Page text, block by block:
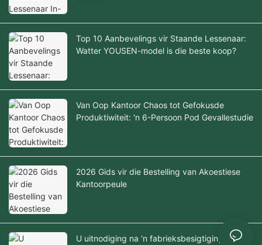
Top 10 Aanbevelings vir Staande Lessenaar:
Watter YOUSEN-model is die beste koop?
Van Oop Kantoor Chaos tot Gefokusde
Produktiwiteit: 'n 6-Persoon Pod Gevallestudie
2026 Gids vir die Bestelling van Akoestiese
Kantoorpeule
U uitnodiging na 'n fabrieksbesigtiging tydens